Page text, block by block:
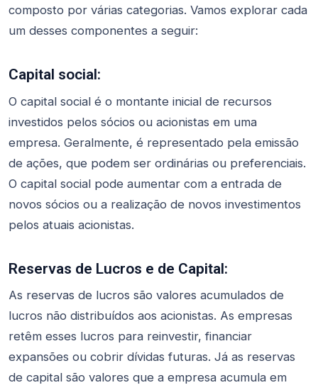
composto por várias categorias. Vamos explorar cada
um desses componentes a seguir:
Capital social:
O capital social é o montante inicial de recursos
investidos pelos sócios ou acionistas em uma
empresa. Geralmente, é representado pela emissão
de ações, que podem ser ordinárias ou preferenciais.
O capital social pode aumentar com a entrada de
novos sócios ou a realização de novos investimentos
pelos atuais acionistas.
Reservas de Lucros e de Capital:
As reservas de lucros são valores acumulados de
lucros não distribuídos aos acionistas. As empresas
retêm esses lucros para reinvestir, financiar
expansões ou cobrir dívidas futuras. Já as reservas
de capital são valores que a empresa acumula em